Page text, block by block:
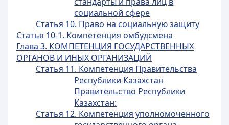
социальной сфере
Статья 10. Право на социальную защиту
Статья 10-1. Компетенция омбудсмена
Глава 3. КОМПЕТЕНЦИЯ ГОСУДАРСТВЕННЫХ
ОРГАНОВ И ИНЫХ ОРГАНИЗАЦИЙ
Статья 11. Компетенция Правительства
Республики Казахстан
Правительство Республики
Казахстан:
Статья 12. Компетенция уполномоченного